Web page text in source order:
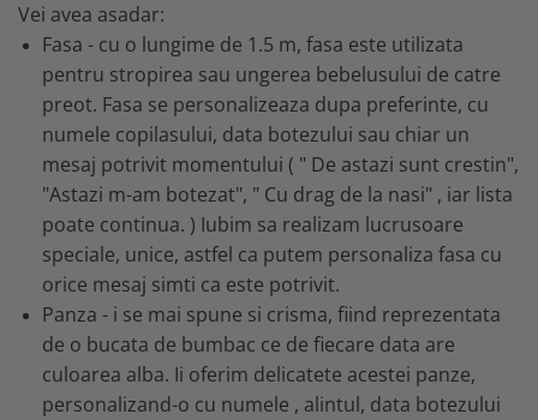
Vei avea asadar:
Fasa - cu o lungime de 1.5 m, fasa este utilizata
pentru stropirea sau ungerea bebelusului de catre
preot. Fasa se personalizeaza dupa preferinte, cu
numele copilasului, data botezului sau chiar un
mesaj potrivit momentului ( " De astazi sunt crestin",
"Astazi m-am botezat", " Cu drag de la nasi" , iar lista
poate continua. ) Iubim sa realizam lucrusoare
speciale, unice, astfel ca putem personaliza fasa cu
orice mesaj simti ca este potrivit.
Panza - i se mai spune si crisma, fiind reprezentata
de o bucata de bumbac ce de fiecare data are
culoarea alba. Ii oferim delicatete acestei panze,
personalizand-o cu numele , alintul, data botezului